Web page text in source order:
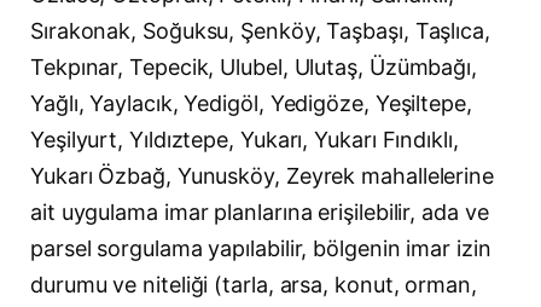
Sırakonak, Soğuksu, Şenköy, Taşbaşı, Taşlıca,
Tekpınar, Tepecik, Ulubel, Ulutaş, Üzümbağı,
Yağlı, Yaylacık, Yedigöl, Yedigöze, Yeşiltepe,
Yeşilyurt, Yıldıztepe, Yukarı, Yukarı Fındıklı,
Yukarı Özbağ, Yunusköy, Zeyrek mahallelerine
ait uygulama imar planlarına erişilebilir, ada ve
parsel sorgulama yapılabilir, bölgenin imar izin
durumu ve niteliği (tarla, arsa, konut, orman,